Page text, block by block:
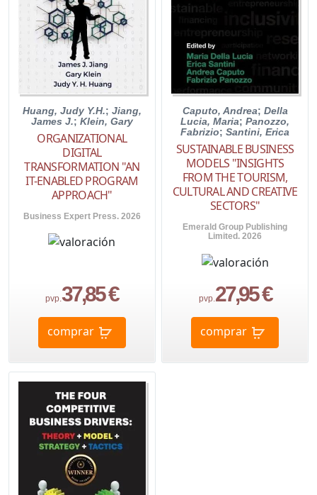
Huang, Judy Y.H.; Jiang,
James J.; Klein, Gary
ORGANIZATIONAL
DIGITAL
TRANSFORMATION "AN
IT-ENABLED PROGRAM
APPROACH"
Business Expert Press. 2026
pvp.37,85 €
comprar
Caputo, Andrea; Della
Lucia, Maria;Panozzo,
Fabrizio;Santini, Erica
SUSTAINABLE BUSINESS
MODELS "INSIGHTS
FROM THE TOURISM,
CULTURAL AND CREATIVE
SECTORS"
Emerald Group Publishing
Limited. 2026
pvp.27,95 €
comprar